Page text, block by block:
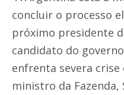
concluir o processo
próximo presidente
candidato do
enfrenta severa
ministro da Fazenda,